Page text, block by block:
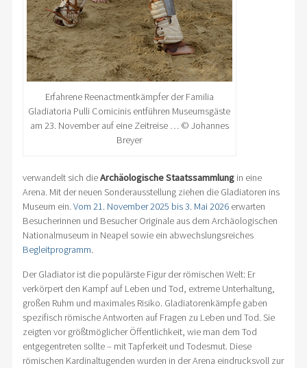
Erfahrene Reenactmentkämpfer der Familia
Gladiatoria Pulli Cornicinis entführen Museumsgäste
am 23. November auf eine Zeitreise … © Johannes
Breyer
verwandelt sich dieArchäologische Staatssammlungin eine
Arena. Mit der neuen Sonderausstellung ziehen die Gladiatoren ins
Museum ein. Vom 21. November 2025 bis 3. Mai 2026erwarten
Besucherinnen und Besucher Originale aus dem Archäologischen
Nationalmuseum in Neapel sowie ein abwechslungsreiches
Begleitprogramm.
Der Gladiator ist die populärste Figur der römischen Welt: Er
verkörpert den Kampf auf Leben und Tod, extreme Unterhaltung,
großen Ruhm und maximales Risiko. Gladiatorenkämpfe gaben
spezifisch römische Antworten auf Fragen zu Leben und Tod. Sie
zeigten vor größtmöglicher Öffentlichkeit, wie man dem Tod
entgegentreten sollte – mit Tapferkeit und Todesmut. Diese
römischen Kardinaltugenden wurden in der Arena eindrucksvoll zur